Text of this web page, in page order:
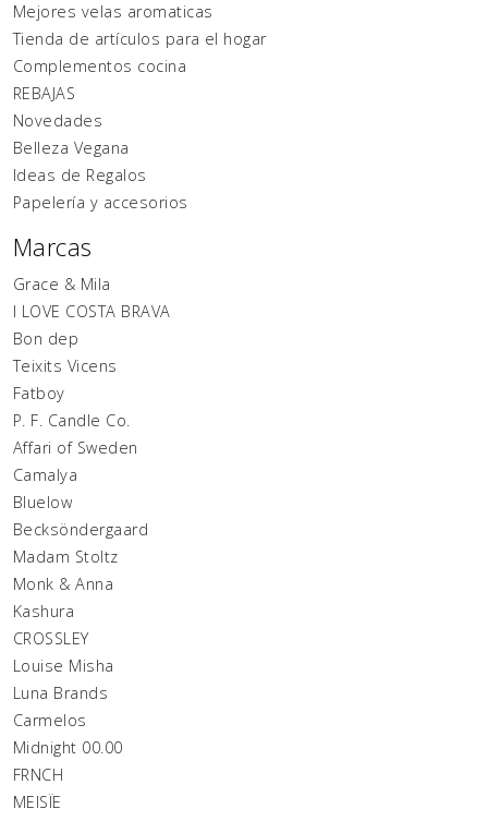
Mejores velas aromaticas
Tienda de artículos para el hogar
Complementos cocina
REBAJAS
Novedades
Belleza Vegana
Ideas de Regalos
Papelería y accesorios
Marcas
Grace & Mila
I LOVE COSTA BRAVA
Bon dep
Teixits Vicens
Fatboy
P. F. Candle Co.
Affari of Sweden
Camalya
Bluelow
Becksöndergaard
Madam Stoltz
Monk & Anna
Kashura
CROSSLEY
Louise Misha
Luna Brands
Carmelos
Midnight 00.00
FRNCH
MEISÏE